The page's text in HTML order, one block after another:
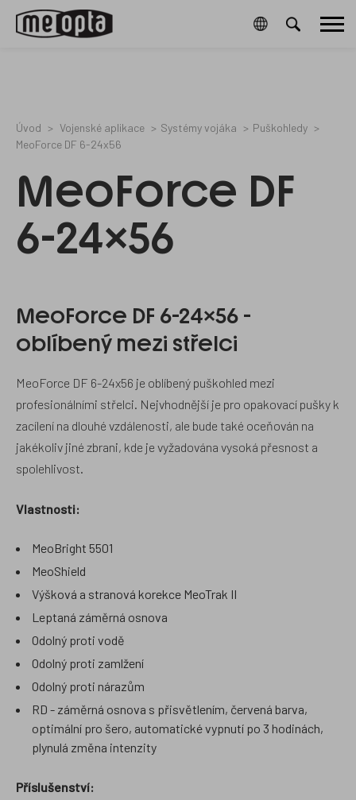
CookieGdpr-
Policy-
ochrana-
osobnich-
Hlavní
Úvod Vojenské aplikace Systémy vojáka
Puškohledy
MeoForce DF 6-24x56
MeoForce DF
6-24x56
MeoForce DF 6-24x56 -
oblíbený mezi střelci
MeoForce DF 6-24x56 je oblíbený puškohled mezi
profesionálními střelci. Nejvhodnější je pro opakovací pušky k
zacílení na dlouhé vzdálenosti, ale bude také oceňován na
jakékoliv jiné zbrani, kde je vyžadována vysoká přesnost a
spolehlivost.
Vlastnosti:
MeoBright 5501
MeoShield
Výšková a stranová korekce MeoTrak II
Leptaná záměrná osnova
Odolný proti vodě
Odolný proti zamlžení
Odolný proti nárazům
RD - záměrná osnova s přisvětlením, červená barva,
optimální pro šero, automatické vypnutí po 3 hodinách,
plynulá změna intenzity
Příslušenství: